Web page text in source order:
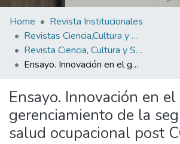
Home
Revista Institucionales
Revistas Ciencia,Cultura y Sociedad
Revista Ciencia, Cultura y Sociedad Vol. 6 N°2
Ensayo. Innovación en el gerenciamiento de la seguridad y salud ocupacional post COVID-19
Ensayo. Innovación en el
gerenciamiento de la
salud ocupacional post